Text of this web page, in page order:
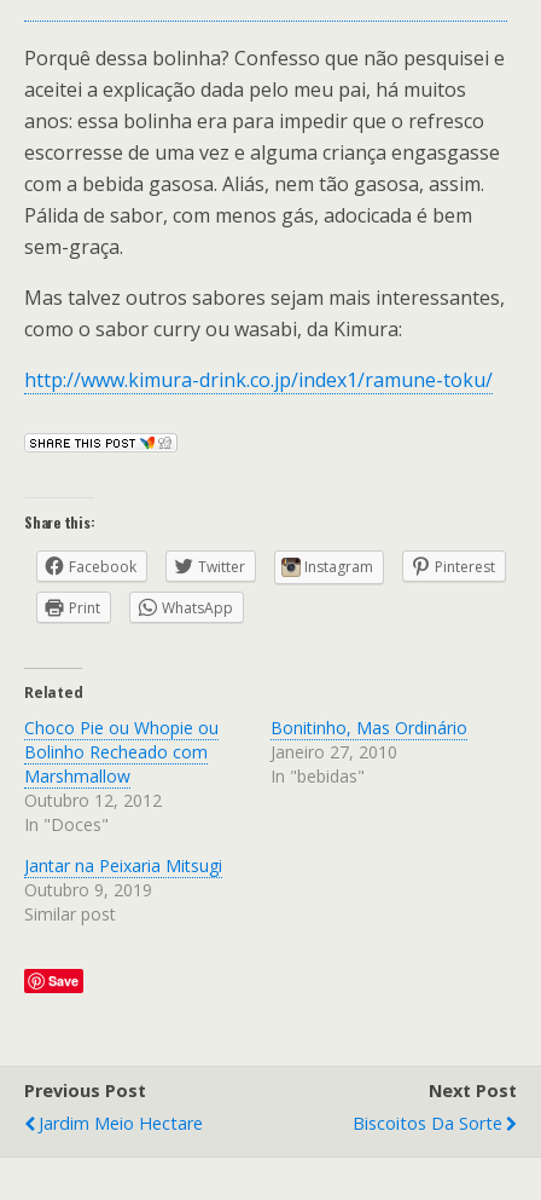
Porquê dessa bolinha? Confesso que não pesquisei e
aceitei a explicação dada pelo meu pai, há muitos
anos: essa bolinha era para impedir que o refresco
escorresse de uma vez e alguma criança engasgasse
com a bebida gasosa. Aliás, nem tão gasosa, assim.
Pálida de sabor, com menos gás, adocicada é bem
sem-graça.
Mas talvez outros sabores sejam mais interessantes,
como o sabor curry ou wasabi, da Kimura:
http://www.kimura-drink.co.jp/index1/ramune-toku/
Share this:
Facebook Twitter Instagram
Pinterest
Print
WhatsApp
Related
Choco Pie ou Whopie ou
Bolinho Recheado com
Marshmallow
Outubro 12, 2012
In "Doces"
Bonitinho, Mas Ordinário
Janeiro 27, 2010
In "bebidas"
Jantar na Peixaria Mitsugi
Outubro 9, 2019
Similar post
Save
Previous Post
Jardim Meio Hectare
Next Post
Biscoitos Da Sorte